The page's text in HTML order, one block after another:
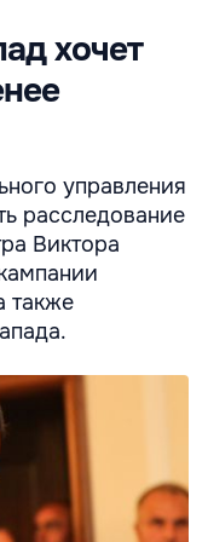
хочет
управления
расследование
Виктора
также